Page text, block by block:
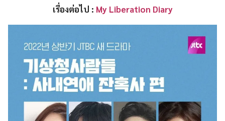
เรื่องต่อไป : My Liberation Diary